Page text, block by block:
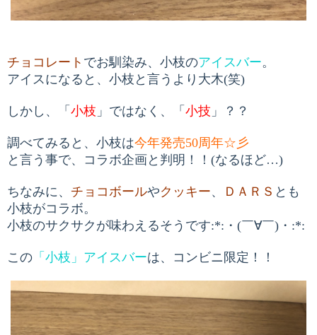
チョコレート でお馴染み、小枝のアイスバー。
アイ スになると、小枝と言うより大木(笑)
しかし、「 小枝 」ではなく、「 小技 」？？
調べてみると、小枝は今年発売50周年☆彡
と言う事で、コラボ企画と判明！！ (なるほど…)
ちなみに、 チョコボールやクッキー、 ＤＡＲＳ とも
小枝がコラボ。
小枝のサクサクが味わえるそうです:*:・(￣∀￣)・:*:
この 「小枝」アイスバーは、コンビニ限定！！